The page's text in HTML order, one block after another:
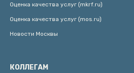
Оценка качества услуг (mkrf.ru)
Оценка качества услуг (mos.ru)
Новости Москвы
КОЛЛЕГАМ